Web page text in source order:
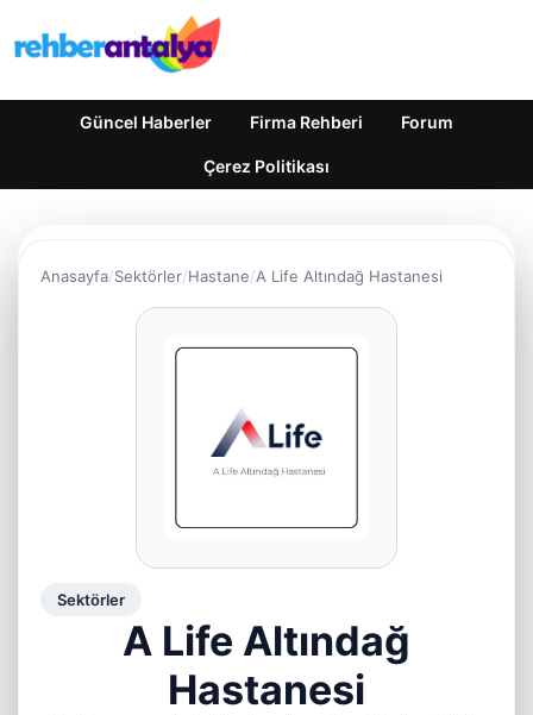
Güncel Haberler Firma Rehberi Forum
Çerez Politikası
Anasayfa Sektörler Hastane A Life Altındağ Hastanesi
Sektörler
A Life Altındağ
Hastanesi